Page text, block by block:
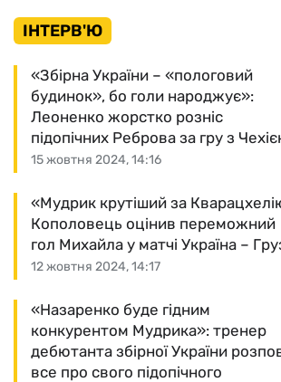
ІНТЕРВ'Ю
15 жовтня 2024, 14:16
«Збірна України – «пологовий
будинок», бо голи народжує»:
Леоненко жорстко розніс
підопічних Реброва за гру з
12 жовтня 2024, 14:17
«Мудрик крутіший за
Кополовець оцінив переможний
гол Михайла у матчі Україна –
«Назаренко буде гідним
конкурентом Мудрика»: тренер
дебютанта збірної України
все про свого підопічного